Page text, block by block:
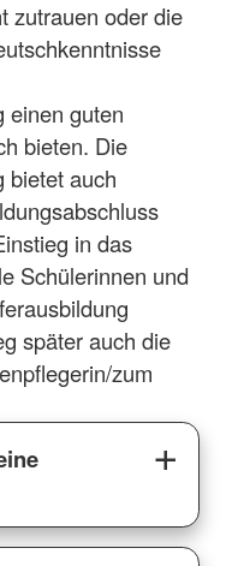
zutrauen oder die
einen guten
bieten. Die
bietet auch
in das
Schülerinnen und
später auch die
zum